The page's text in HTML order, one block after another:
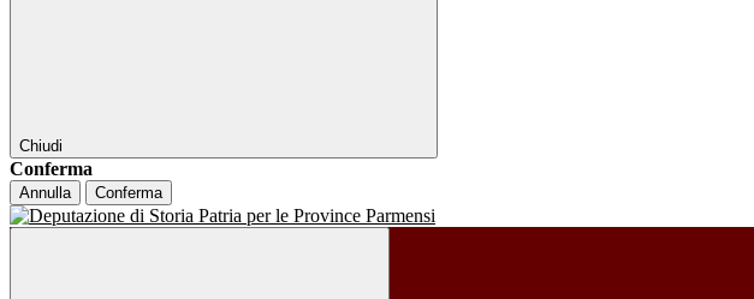
Chiudi
Conferma
Annulla Conferma